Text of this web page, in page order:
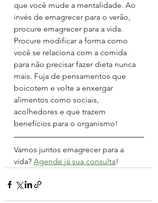
que você mude a mentalidade. Ao
invés de emagrecer para o verão,
procure emagrecer para a vida.
Procure modificar a forma como
você se relaciona com a comida
para não precisar fazer dieta nunca
mais. Fuja de pensamentos que
boicotem e volte a enxergar
alimentos como sociais,
acolhedores e que trazem
benefícios para o organismo!
Vamos juntos emagrecer para a
vida? Agende já sua consulta!